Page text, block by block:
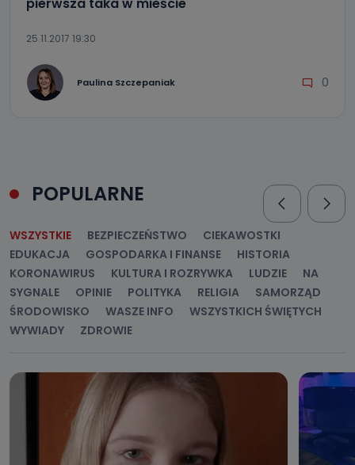
25.11.2017 19:30
Paulina Szczepaniak 0
POPULARNE
WSZYSTKIE BEZPIECZEŃSTWO
CIEKAWOSTKI
EDUKACJA
GOSPODARKA I FINANSE
HISTORIA
KORONAWIRUS
KULTURA I ROZRYWKA LUDZIE
NA
SYGNALE
OPINIE POLITYKA RELIGIA
SAMORZĄD
ŚRODOWISKO
WASZE INFO
WSZYSTKICH ŚWIĘTYCH
WYWIADY
ZDROWIE